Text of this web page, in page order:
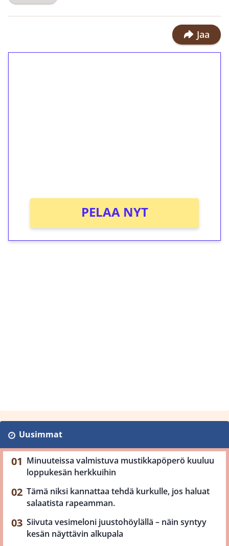
Jaa
PELAA NYT
Uusimmat
Minuuteissa valmistuva mustikkapöperö kuuluu
loppukesän herkkuihin
Tämä niksi kannattaa tehdä kurkulle, jos haluat
salaatista rapeamman.
Siivuta vesimeloni juustohöylällä – näin syntyy
kesän näyttävin alkupala